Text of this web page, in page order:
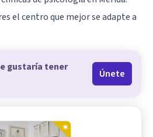
el centro que mejor se adapte a
gustaría tener
Únete